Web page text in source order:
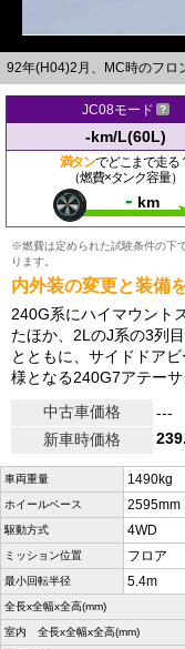
92年(H04)2月、MC時のフロ
JC08モード
-km/L(60L)
満タンでどこまで走る
（燃費×タンク容量）
- km
※燃費は定められた試験条件の下
ります。
内外装の変更と装備
240G系にハイマウント
たほか、2LのJ系の3列
とともに、サイドドア
様となる240G7アテー
中古車価格
---
新車時価格
車両重量 1490kg
ホイールベース 2595mm
駆動方式 4WD
ミッション位置 フロア
最小回転半径 5.4m
全長x全幅x全高(mm)
室内 全長x全幅x全高(mm)